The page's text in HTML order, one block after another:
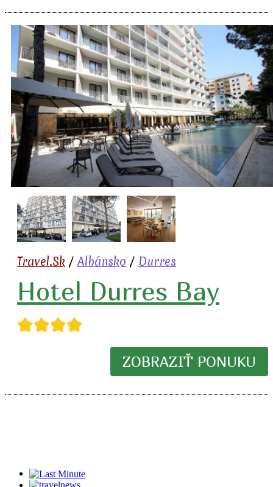
Travel.Sk / Albánsko / Durres
Hotel Durres Bay
★★★★
ZOBRAZIŤ PONUKU